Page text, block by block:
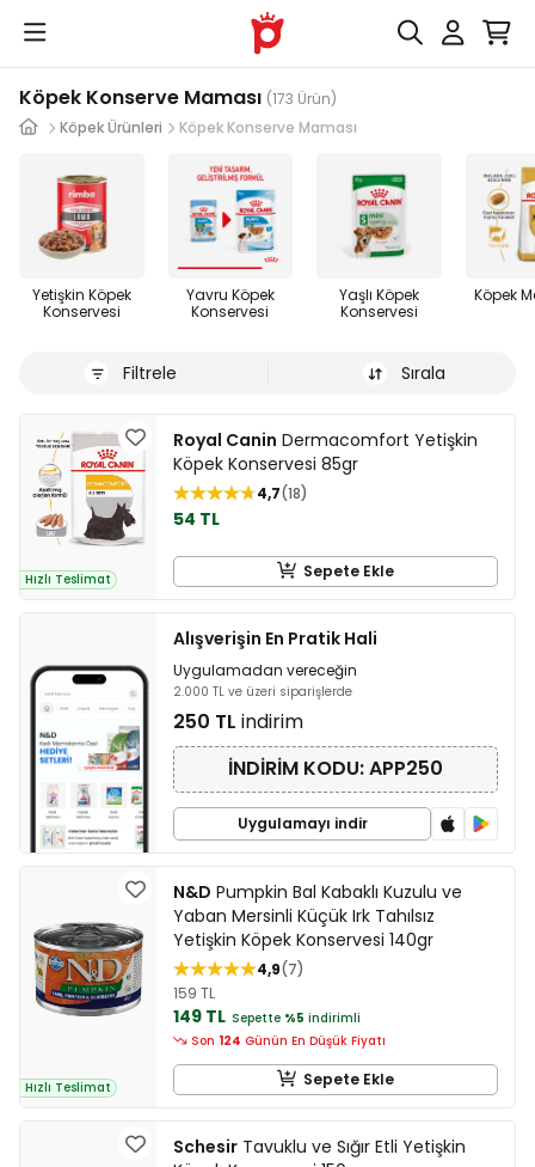
Köpek Konserve Maması (173 Ürün)
Köpek Ürünleri
Köpek Konserve Maması
Yetişkin Köpek
Konservesi
Yavru Köpek
Konservesi
Yaşlı Köpek
Konservesi
Köpek
Filtrele Sırala
Hızlı Teslimat
Royal Canin Dermacomfort Yetişkin
Köpek Konservesi 85gr
4,7 18
54 TL
Sepete Ekle
Alışverişin En Pratik Hali
Uygulamadan vereceğin
2.000 TL ve üzeri siparişlerde
250 TL indirim
İNDİRİM KODU: APP250
Uygulamayı indir
Hızlı Teslimat
N&D Pumpkin Bal Kabaklı Kuzulu ve
Yaban Mersinli Küçük Irk Tahılsız
Yetişkin Köpek Konservesi 140gr
4,9 7
159 TL
149 TL Sepette %5 indirimli
Son 124 Günün En Düşük Fiyatı
Sepete Ekle
Schesir Tavuklu ve Sığır Etli Yetişkin